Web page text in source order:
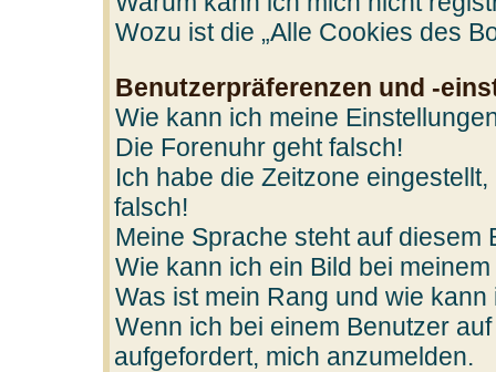
Wozu ist die „Alle Cookies des
Benutzerpräferenzen und -
Wie kann ich meine
Die Forenuhr geht falsch!
Ich habe die Zeitzone
falsch!
Meine Sprache steht auf diesem
Wie kann ich ein Bild bei
Was ist mein Rang und wie
Wenn ich bei einem Benutzer
aufgefordert, mich anzumelden.